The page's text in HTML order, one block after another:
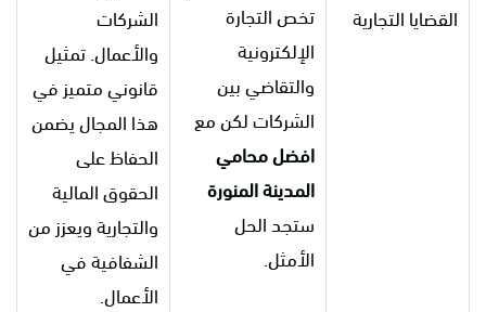
القضايا التجارية
تخص التجارة
الإلكترونية
والتقاضي بين
الشركات لكن مع
افضل محامي
المدينة المنورة
ستجد الحل
الأمثل.
الشركات
والأعمال. تمثيل
قانوني متميز في
هذا المجال يضمن
الحفاظ على
الحقوق المالية
والتجارية ويعزز من
الشفافية في
الأعمال.